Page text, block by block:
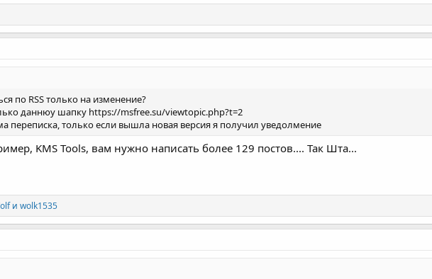
по RSS только на изменение?
даннюу шапку https://msfree.su/viewtopic.php?t=2
переписка, только если вышла новая версия я получил уведолмение
KMS Tools, вам нужно написать более 129 постов.... Так Шта...
и wolk1535